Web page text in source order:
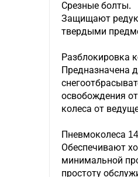
Срезные болты.
Защищают
твердыми
Разблокировка
Предназначена
освобождения
колеса от
Пневмоколеса
Обеспечивают
минимальной
простоту